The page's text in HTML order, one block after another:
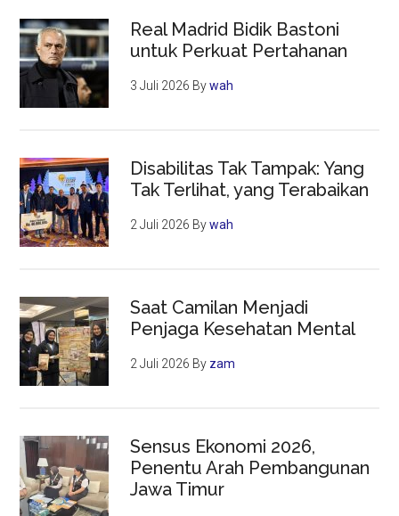
Real Madrid Bidik Bastoni
untuk Perkuat Pertahanan
3 Juli 2026 Bywah
Disabilitas Tak Tampak: Yang
Tak Terlihat, yang Terabaikan
2 Juli 2026 Bywah
Saat Camilan Menjadi
Penjaga Kesehatan Mental
2 Juli 2026 By zam
Sensus Ekonomi 2026,
Penentu Arah Pembangunan
Jawa Timur